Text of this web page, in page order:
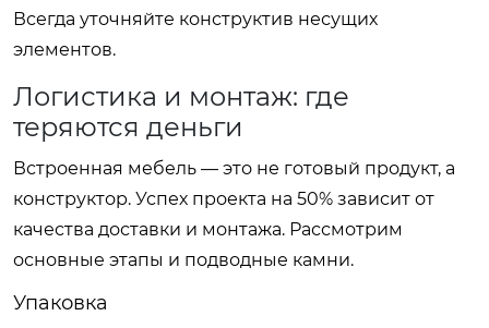
Всегда уточняйте конструктив несущих
элементов.
Логистика и монтаж: где
теряются деньги
Встроенная мебель — это не готовый продукт, а
конструктор. Успех проекта на 50% зависит от
качества доставки и монтажа. Рассмотрим
основные этапы и подводные камни.
Упаковка